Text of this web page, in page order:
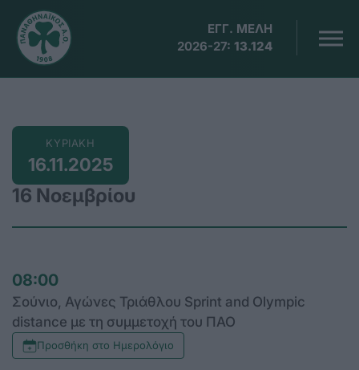
ΕΓΓ. ΜΕΛΗ
2026-27: 13.124
ΚΥΡΙΑΚΗ
16.11.2025
16 Νοεμβρίου
08:00
Σούνιο, Αγώνες Τριάθλου Sprint and Olympic
distance με τη συμμετοχή του ΠΑΟ
Προσθήκη στο Ημερολόγιο